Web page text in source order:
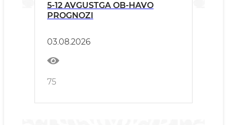
5-12 AVGUSTGA OB-HAVO
PROGNOZI
03.08.2026
75